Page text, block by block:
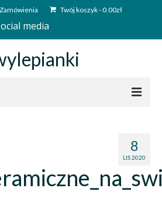
Zamówienia Twój koszyk-0.00zł
media
8
LIS 2020